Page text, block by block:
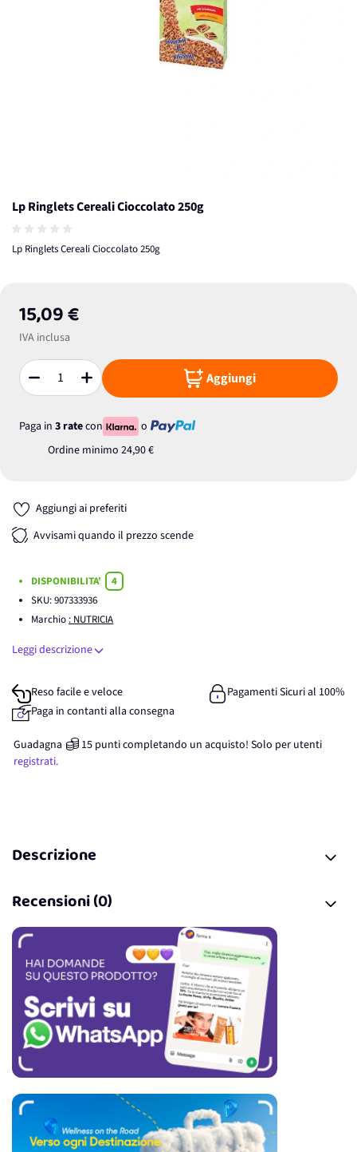
Lp Ringlets Cereali Cioccolato 250g
Lp Ringlets Cereali Cioccolato 250g
15,09 €
IVA inclusa
Quantità Aggiungi
Paga in 3 ratecon
o
Ordine minimo 24,90 €
Aggiungi ai preferiti
Avvisami quando il prezzo scende
DISPONIBILITA'
4
SKU:907333936
Marchio : NUTRICIA
Leggi descrizione
Reso facile e veloce
Pagamenti Sicuri al 100%
Paga in contanti alla consegna
Guadagna 15 punticompletando un acquisto! Solo per utenti
registrati.
Descrizione
Recensioni (0)